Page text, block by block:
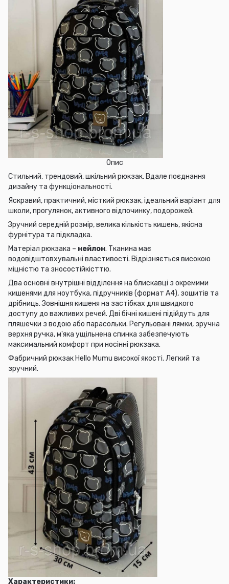
Опис
Стильний, трендовий, шкільний рюкзак. Вдале поєднання
дизайну та функціональності.
Яскравий, практичний, місткий рюкзак, ідеальний варіант для
школи, прогулянок, активного відпочинку, подорожей.
Зручний середній розмір, велика кількість кишень, якісна
фурнітура та підкладка.
Матеріал рюкзака – нейлон. Тканина має
водовідштовхувальні властивості. Відрізняється високою
міцністю та зносостійкісттю.
Два основні внутрішні відділення на блискавці з окремими
кишенями для ноутбука, підручників (формат А4), зошитів та
дрібниць. Зовнішня кишеня на застібках для швидкого
доступу до важливих речей. Дві бічні кишені підійдуть для
пляшечки з водою або парасольки. Регульовані лямки, зручна
верхня ручка, м'яка ущільнена спинка забезпечують
максимальний комфорт при носінні рюкзака.
Фабричний рюкзак Hello Mumu високої якості. Легкий та
зручний.
Характеристики: